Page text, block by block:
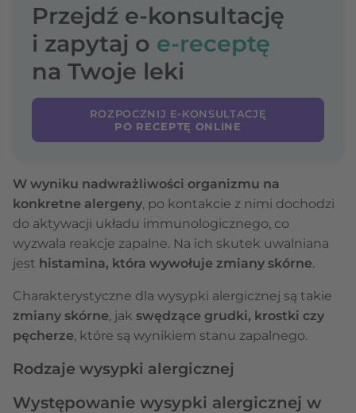
Przejdź e-konsultację
i zapytaj o e-receptę
na Twoje leki
ROZPOCZNIJ E-KONSULTACJĘ
PO RECEPTĘ ONLINE
W wyniku nadwrażliwości organizmu na
konkretne alergeny, po kontakcie z nimi dochodzi
do aktywacji układu immunologicznego, co
wyzwala reakcje zapalne. Na ich skutek uwalniana
jest histamina, która wywołuje zmiany skórne.
Charakterystyczne dla wysypki alergicznej są takie
zmiany skórne, jak swędzące grudki, krostki czy
pęcherze, które są wynikiem stanu zapalnego.
Rodzaje wysypki alergicznej
Występowanie wysypki alergicznej w